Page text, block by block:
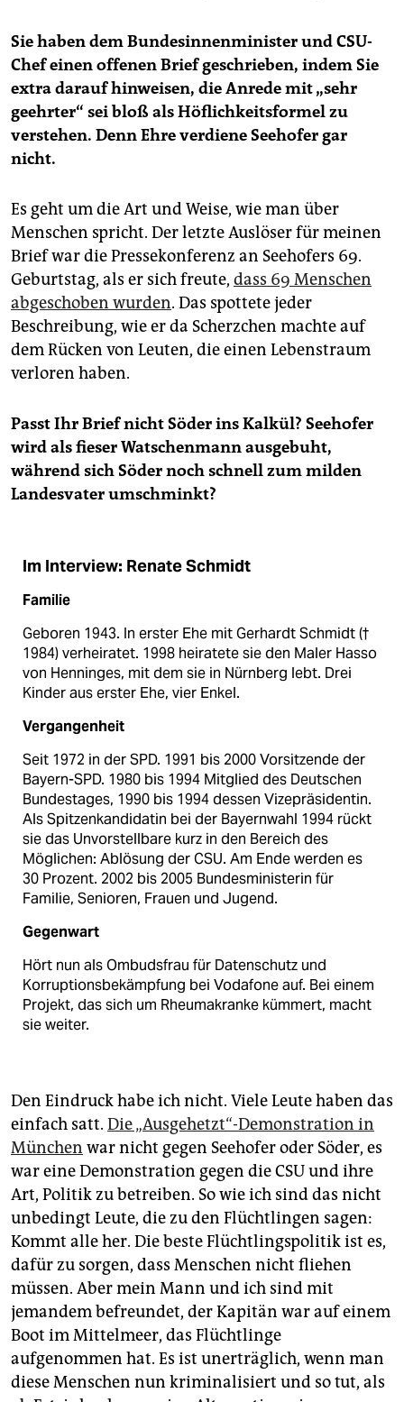
Sie haben dem Bundesinnenminister und CSU-
Chef einen offenen Brief geschrieben, indem Sie
extra darauf hinweisen, die Anrede mit „sehr
geehrter“ sei bloß als Höflichkeitsformel zu
verstehen. Denn Ehre verdiene Seehofer gar
nicht.
Es geht um die Art und Weise, wie man über
Menschen spricht. Der letzte Auslöser für meinen
Brief war die Pressekonferenz an Seehofers 69.
Geburtstag, als er sich freute, dass 69 Menschen
abgeschoben wurden. Das spottete jeder
Beschreibung, wie er da Scherzchen machte auf
dem Rücken von Leuten, die einen Lebenstraum
verloren haben.
Passt Ihr Brief nicht Söder ins Kalkül? Seehofer
wird als fieser Watschenmann ausgebuht,
während sich Söder noch schnell zum milden
Landesvater umschminkt?
Im Interview: Renate Schmidt
Familie
Geboren 1943. In erster Ehe mit Gerhardt Schmidt (†
1984) verheiratet. 1998 heiratete sie den Maler Hasso
von Henninges, mit dem sie in Nürnberg lebt. Drei
Kinder aus erster Ehe, vier Enkel.
Vergangenheit
Seit 1972 in der SPD. 1991 bis 2000 Vorsitzende der
Bayern-SPD. 1980 bis 1994 Mitglied des Deutschen
Bundestages, 1990 bis 1994 dessen Vizepräsidentin.
Als Spitzenkandidatin bei der Bayernwahl 1994 rückt
sie das Unvorstellbare kurz in den Bereich des
Möglichen: Ablösung der CSU. Am Ende werden es
30 Prozent. 2002 bis 2005 Bundesministerin für
Familie, Senioren, Frauen und Jugend.
Gegenwart
Hört nun als Ombudsfrau für Datenschutz und
Korruptionsbekämpfung bei Vodafone auf. Bei einem
Projekt, das sich um Rheumakranke kümmert, macht
sie weiter.
Den Eindruck habe ich nicht. Viele Leute haben das
einfach satt. Die „Ausgehetzt“-Demonstration in
München war nicht gegen Seehofer oder Söder, es
war eine Demonstration gegen die CSU und ihre
Art, Politik zu betreiben. So wie ich sind das nicht
unbedingt Leute, die zu den Flüchtlingen sagen:
Kommt alle her. Die beste Flüchtlingspolitik ist es,
dafür zu sorgen, dass Menschen nicht fliehen
müssen. Aber mein Mann und ich sind mit
jemandem befreundet, der Kapitän war auf einem
Boot im Mittelmeer, das Flüchtlinge
aufgenommen hat. Es ist unerträglich, wenn man
diese Menschen nun kriminalisiert und so tut, als